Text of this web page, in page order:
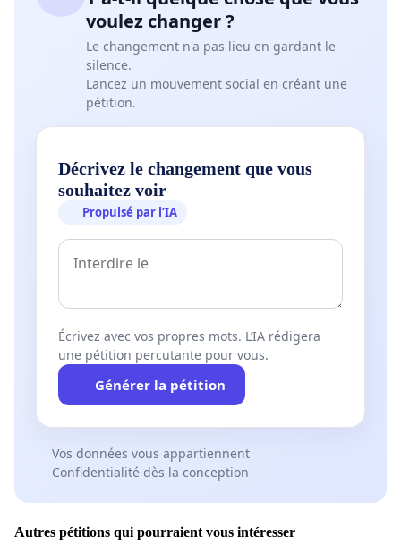
voulez changer ?
Le changement n'a pas lieu en gardant le
silence.
Lancez un mouvement social en créant une
pétition.
Décrivez le changement que vous
souhaitez voir
Propulsé par l’IA
Écrivez avec vos propres mots. L’IA rédigera
une pétition percutante pour vous.
Générer la pétition
Vos données vous appartiennent
Confidentialité dès la conception
Autres pétitions qui pourraient vous intéresser